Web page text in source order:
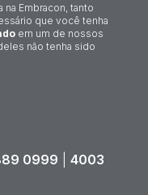
na Embracon, tanto
que você tenha
em um de nossos
não tenha sido
0999
4003